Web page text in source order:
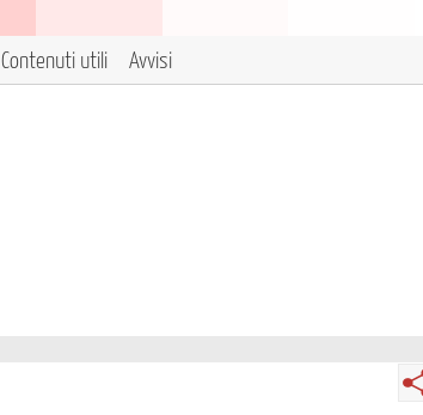
Contenuti utili Avvisi